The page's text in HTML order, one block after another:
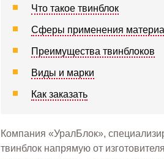
Что такое твинблок
Сферы применения
Преимущества твинблоков
Виды и марки
Как заказать
Компания «УралБлок»,
твинблок напрямую от